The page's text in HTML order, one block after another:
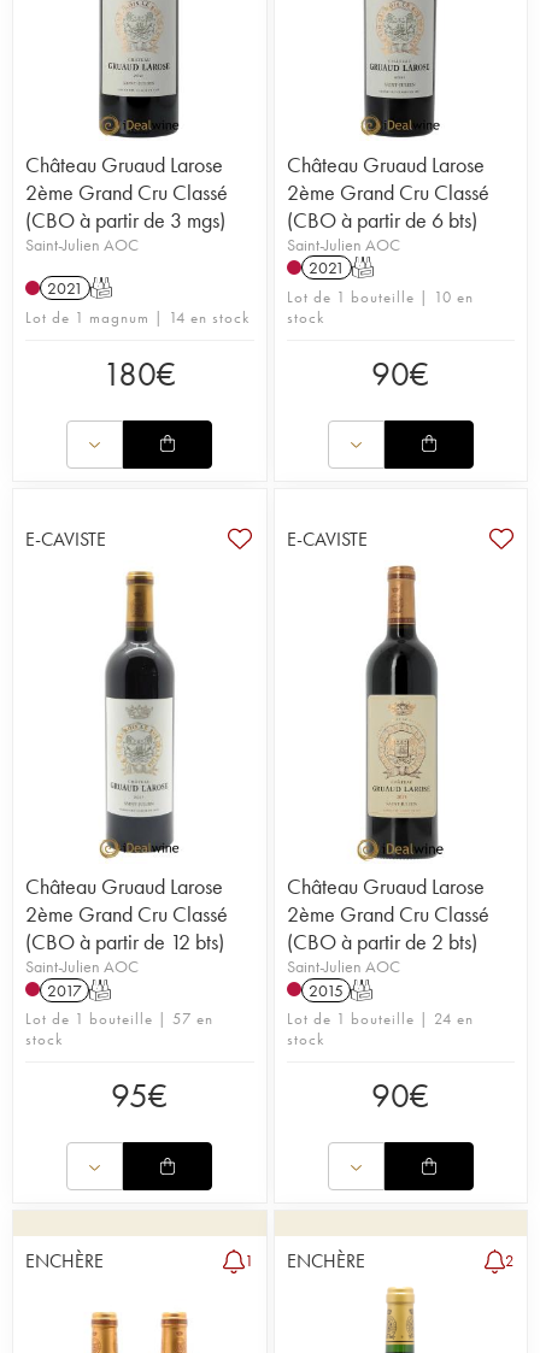
Château Gruaud Larose
2ème Grand Cru Classé
(CBO à partir de 3 mgs)
Saint-Julien AOC
2021 T
Lot de 1 magnum | 14 en stock
180€
Château Gruaud Larose
2ème Grand Cru Classé
(CBO à partir de 6 bts)
Saint-Julien AOC
2021 T
Lot de 1 bouteille | 10 en
stock
90€
E-CAVISTE
Château Gruaud Larose
2ème Grand Cru Classé
(CBO à partir de 12 bts)
Saint-Julien AOC
2017 T
Lot de 1 bouteille | 57 en
stock
95€
E-CAVISTE
Château Gruaud Larose
2ème Grand Cru Classé
(CBO à partir de 2 bts)
Saint-Julien AOC
2015 T
Lot de 1 bouteille | 24 en
stock
90€
ENCHÈRE 1 ENCHÈRE 2